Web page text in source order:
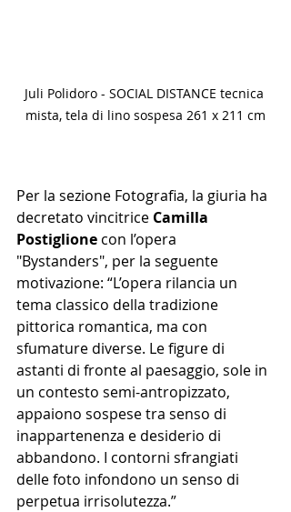
Juli Polidoro - SOCIAL DISTANCE tecnica
mista, tela di lino sospesa 261 x 211 cm
Per la sezione Fotografia, la giuria ha
decretato vincitrice Camilla
Postiglione con l’opera
"Bystanders", per la seguente
motivazione: “L’opera rilancia un
tema classico della tradizione
pittorica romantica, ma con
sfumature diverse. Le figure di
astanti di fronte al paesaggio, sole in
un contesto semi-antropizzato,
appaiono sospese tra senso di
inappartenenza e desiderio di
abbandono. I contorni sfrangiati
delle foto infondono un senso di
perpetua irrisolutezza.”